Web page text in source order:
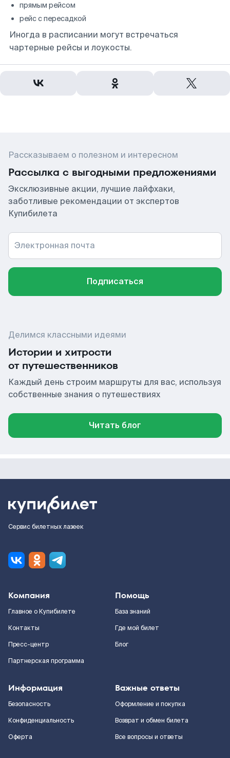
прямым рейсом
рейс с пересадкой
Иногда в расписании могут встречаться
чартерные рейсы и лоукосты.
Рассказываем о полезном и интересном
Рассылка с выгодными предложениями
Эксклюзивные акции, лучшие лайфхаки,
заботливые рекомендации от экспертов
Купибилета
Электронная почта
Подписаться
Делимся классными идеями
Истории и хитрости
от путешественников
Каждый день строим маршруты для вас, используя
собственные знания о путешествиях
Читать блог
Сервис билетных лазеек
Компания
Главное о Купибилете
Контакты
Пресс-центр
Партнерская программа
Помощь
База знаний
Где мой билет
Блог
Информация
Безопасность
Конфиденциальность
Оферта
Важные ответы
Оформление и покупка
Возврат и обмен билета
Все вопросы и ответы